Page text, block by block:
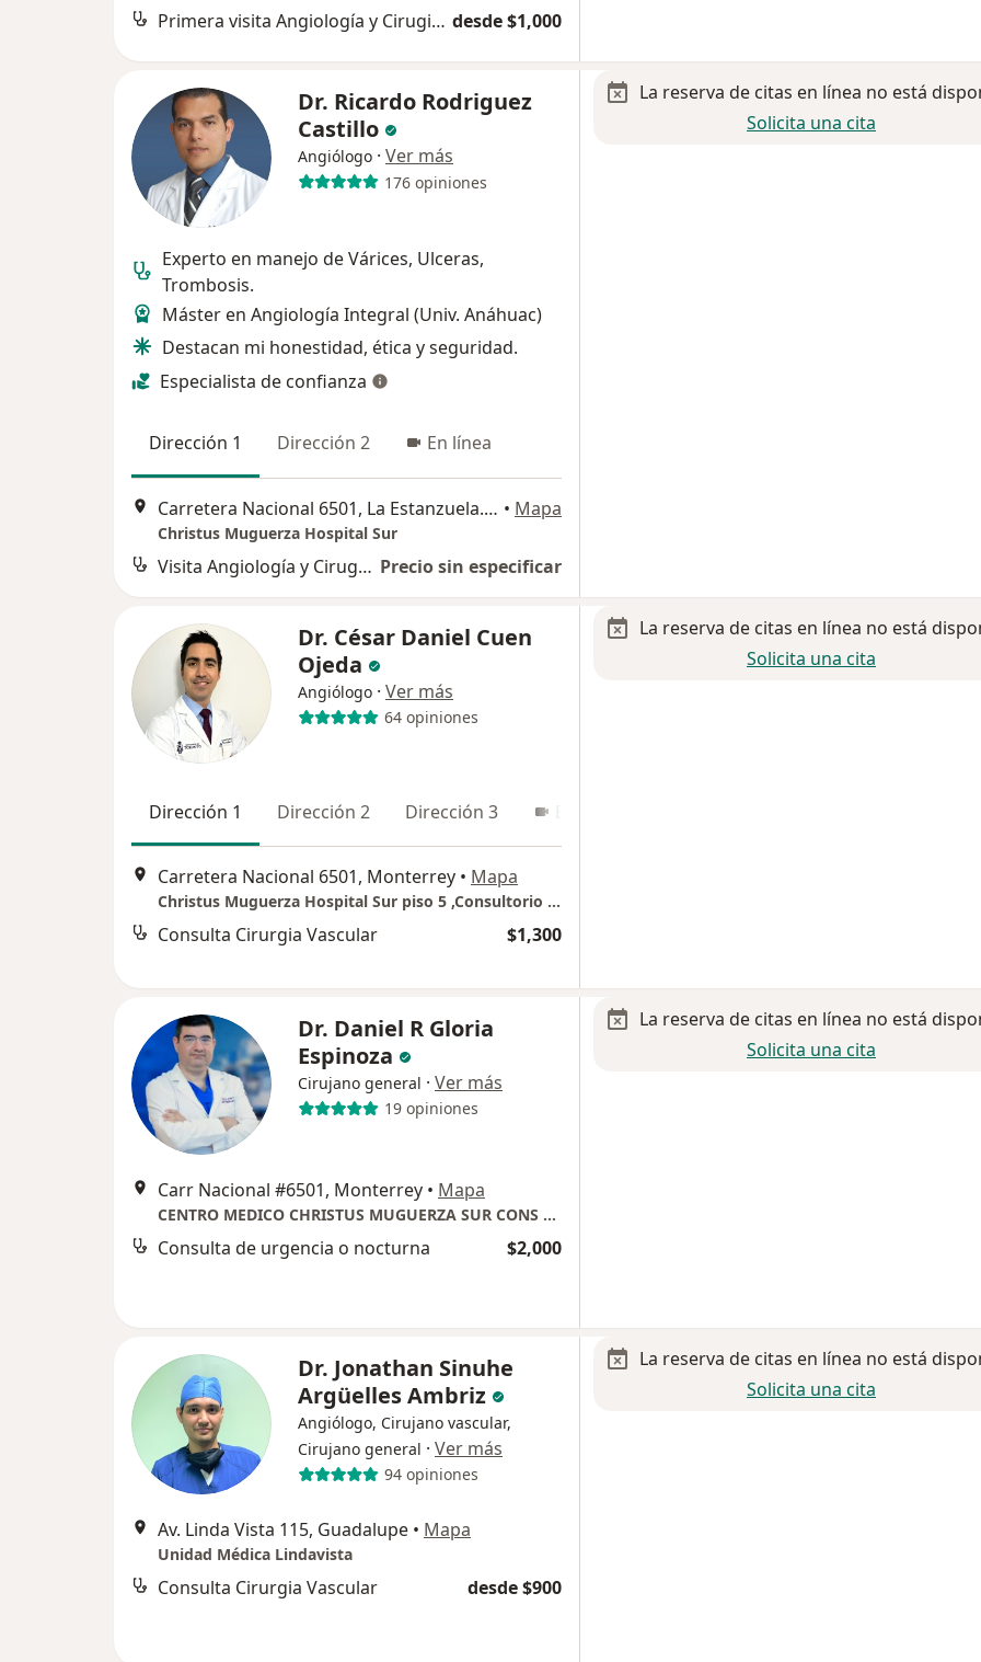
Primera visita Angiología y Cirugia Vascular desde $1,000
Dr. Ricardo Rodriguez
Castillo
Angiólogo · Ver más
176 opiniones
Experto en manejo de Várices, Ulceras,
Trombosis.
Máster en Angiología Integral (Univ. Anáhuac)
Destacan mi honestidad, ética y seguridad.
Especialista de confianza
Dirección 1 Dirección 2 En línea
Carretera Nacional 6501, La Estanzuela., Monterrey • Mapa
Christus Muguerza Hospital Sur
Visita Angiología y Cirugia Vascular Precio sin especificar
La reserva de citas en línea no está
Solicita una cita
Dr. César Daniel Cuen
Ojeda
Angiólogo · Ver más
64 opiniones
Dirección 1 Dirección 2 Dirección 3
Carretera Nacional 6501, Monterrey • Mapa
Christus Muguerza Hospital Sur piso 5 ,Consultorio 512
Consulta Cirurgia Vascular $1,300
La reserva de citas en línea no está
Solicita una cita
Dr. Daniel R Gloria
Espinoza
Cirujano general · Ver más
19 opiniones
Carr Nacional #6501, Monterrey • Mapa
CENTRO MEDICO CHRISTUS MUGUERZA SUR CONS 305 TERCER PISO
Consulta de urgencia o nocturna $2,000
La reserva de citas en línea no está
Solicita una cita
Dr. Jonathan Sinuhe
Argüelles Ambriz
Angiólogo, Cirujano vascular,
Cirujano general · Ver más
94 opiniones
Av. Linda Vista 115, Guadalupe • Mapa
Unidad Médica Lindavista
Consulta Cirurgia Vascular desde $900
La reserva de citas en línea no está
Solicita una cita